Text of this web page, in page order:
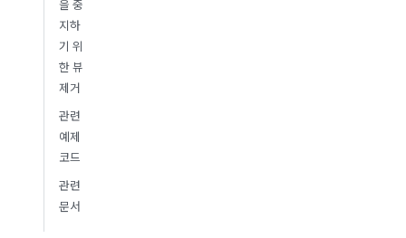
을 중
지하
기 위
한 뷰
제거
관련
예제
코드
관련
문서